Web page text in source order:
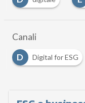
Canali
ESG E ESG